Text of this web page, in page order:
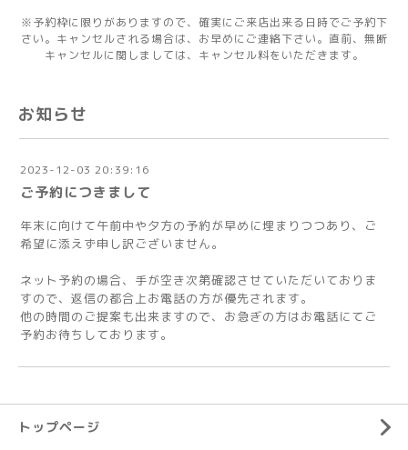
※予約枠に限りがありますので、確実にご来店出来る日時でご予約下
さい。キャンセルされる場合は、お早めにご連絡下さい。直前、無断
キャンセルに関しましては、キャンセル料をいただきます。
お知らせ
2023-12-03 20:39:16
ご予約につきまして
年末に向けて午前中や夕方の予約が早めに埋まりつつあり、ご
希望に添えず申し訳ございません。
ネット予約の場合、手が空き次第確認させていただいておりま
すので、返信の都合上お電話の方が優先されます。
他の時間のご提案も出来ますので、お急ぎの方はお電話にてご
予約お待ちしております。
トップページ